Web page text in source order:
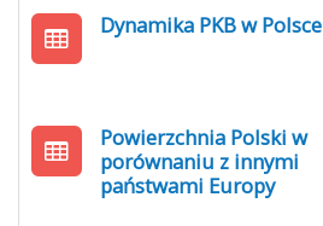
Dynamika PKB w Polsce
Powierzchnia Polski w
porównaniu z innymi
państwami Europy